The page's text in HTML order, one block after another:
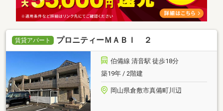
賃貸アパート プロニティーＭＡＢＩ ２
伯備線 清音駅 徒歩18分
築19年 / 2階建
岡山県倉敷市真備町川辺